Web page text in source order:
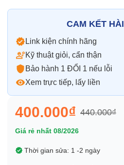
CAM KẾT
Link kiện chính hãng
Kỹ thuật giỏi, cẩn thận
Bảo hành 1 ĐỔI 1 nếu lỗi
Xem trực tiếp, lấy liền
400.000₫ 440.000₫
Giá rẻ nhất 08/2026
Thời gian sửa: 1 -2 ngày